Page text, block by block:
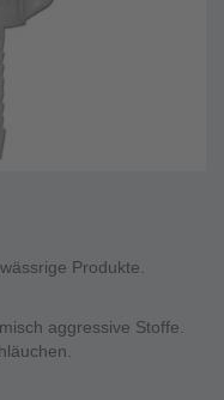
Produkte.
aggressive Stoffe.